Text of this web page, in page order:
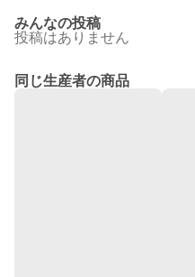
みんなの投稿
投稿はありません
同じ生産者の商品